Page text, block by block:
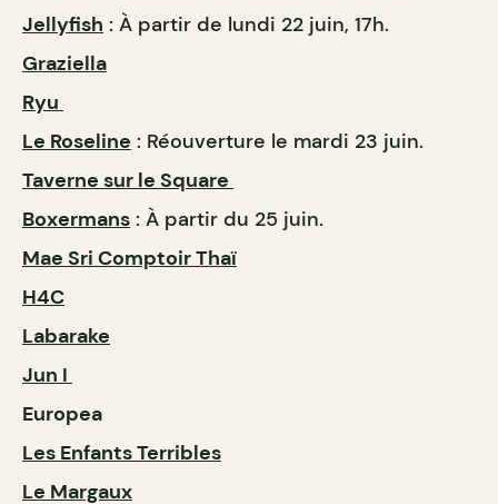
Jellyfish : À partir de lundi 22 juin, 17h.
Graziella
Ryu
Le Roseline : Réouverture le mardi 23 juin.
Taverne sur le Square
Boxermans : À partir du 25 juin.
Mae Sri Comptoir Thaï
H4C
Labarake
Jun I
Europea
Les Enfants Terribles
Le Margaux